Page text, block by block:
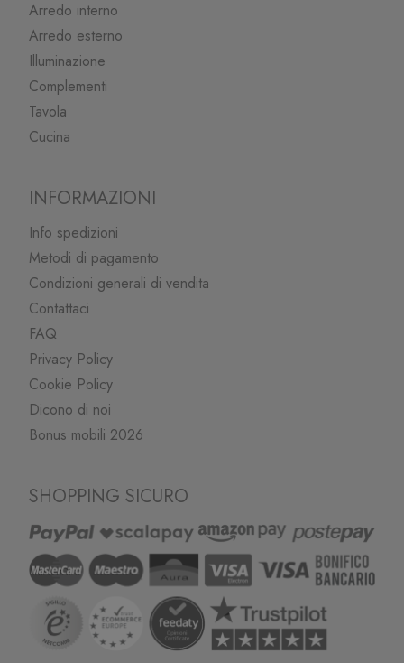
Arredo interno
Arredo esterno
Illuminazione
Complementi
Tavola
Cucina
INFORMAZIONI
Info spedizioni
Metodi di pagamento
Condizioni generali di vendita
Contattaci
FAQ
Privacy Policy
Cookie Policy
Dicono di noi
Bonus mobili 2026
SHOPPING SICURO